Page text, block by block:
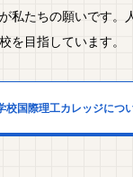
私たちの願いです。
を目指しています。
校国際理工カレッジにつ